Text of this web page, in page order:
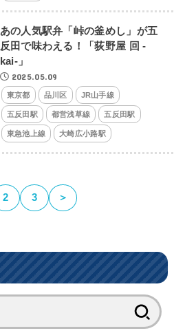
あの人気駅弁「峠の釜めし」が五
反田で味わえる！「荻野屋 回 -
kai-」
2025.05.09
東京都 品川区 JR山手線
五反田駅 都営浅草線 五反田駅
東急池上線 大崎広小路駅
2 3 ＞
索: